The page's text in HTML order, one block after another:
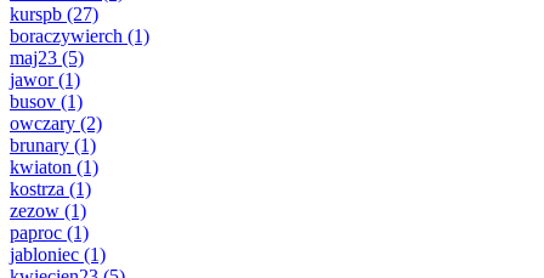
kurspb (27)
boraczywierch (1)
maj23 (5)
jawor(1)
busov (1)
owczary (2)
brunary (1)
kwiaton (1)
kostrza (1)
zezow (1)
paproc (1)
jabloniec (1)